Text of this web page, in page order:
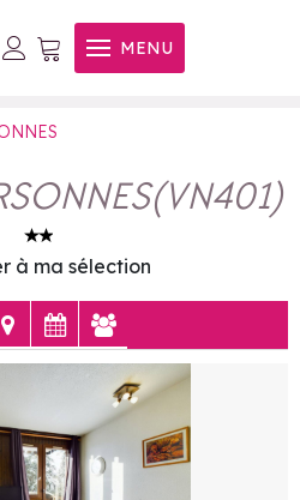
MENU
(VN401)
à ma sélection